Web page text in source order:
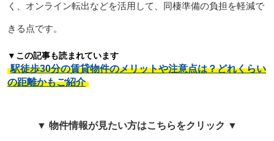
く、オンライン転出などを活用して、同棲準備の負担を軽減で
きる点です。
▼この記事も読まれています
駅徒歩30分の賃貸物件のメリットや注意点は？どれくらい
の距離かもご紹介
▼ 物件情報が見たい方はこちらをクリック ▼